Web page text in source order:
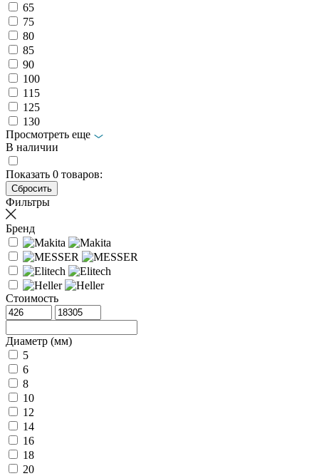
65
75
80
85
90
100
115
125
130
Просмотреть еще
В наличии
Показать 0 товаров:
Фильтры
Бренд
Стоимость
Диаметр (мм)
5
6
8
10
12
14
16
18
20